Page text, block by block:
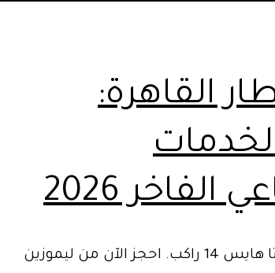
القاهرة:
لخدمات
2026
ليموزين مطار القاهرة بسيارات تويوتا هايس 14 راكب. احجز الآن من ليموزين